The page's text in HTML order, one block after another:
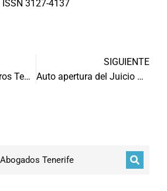
ISSN 3127-4137
Derivados financieros Tenerife
SIGUIENTE
Auto apertura del Juicio Oral